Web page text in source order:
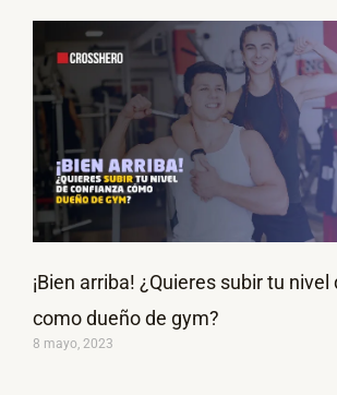
¡Bien arriba! ¿Quieres subir tu
como dueño de gym?
8 mayo, 2023